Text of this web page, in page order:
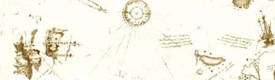
HK Denge Harita Lisanslı Harita Kadastro Mühendislik
Bürosu (LİHKAB) olarak tecrübeli ve profesyonel ekibi
ile hizmetinizdedir.